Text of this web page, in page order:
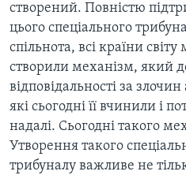
створений. Повністю
цього спеціального
спільнота, всі країни
створили механізм, який
відповідальності за злочин
які сьогодні її вчинили і
надалі. Сьогодні такого
Утворення такого
трибуналу важливе не